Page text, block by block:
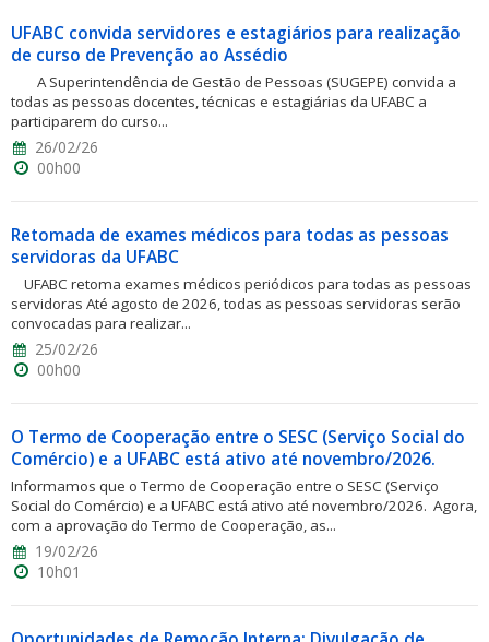
UFABC convida servidores e estagiários para realização
de curso de Prevenção ao Assédio
A Superintendência de Gestão de Pessoas (SUGEPE) convida a
todas as pessoas docentes, técnicas e estagiárias da UFABC a
participarem do curso...
26/02/26
00h00
Retomada de exames médicos para todas as pessoas
servidoras da UFABC
UFABC retoma exames médicos periódicos para todas as pessoas
servidoras Até agosto de 2026, todas as pessoas servidoras serão
convocadas para realizar...
25/02/26
00h00
O Termo de Cooperação entre o SESC (Serviço Social do
Comércio) e a UFABC está ativo até novembro/2026.
Informamos que o Termo de Cooperação entre o SESC (Serviço
Social do Comércio) e a UFABC está ativo até novembro/2026. Agora,
com a aprovação do Termo de Cooperação, as...
19/02/26
10h01